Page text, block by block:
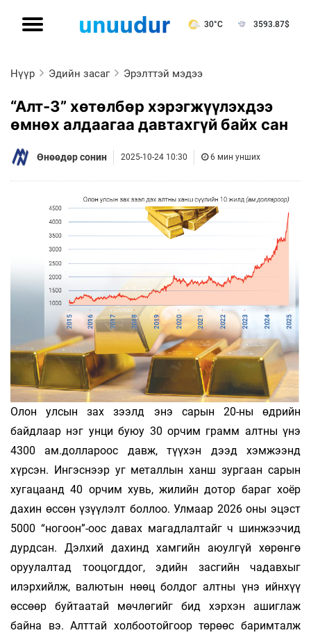
30°C 3593.87$
Нүүр Эдийн засаг Эрэлттэй мэдээ
“Алт-3” хөтөлбөр хэрэгжүүлэхдээ
өмнөх алдаагаа давтахгүй байх сан
Өнөөдөр сонин 2025-10-24 10:30 6 мин унших
Олон улсын зах зээлд энэ сарын 20-ны өдрийн
байдлаар нэг унци буюу 30 орчим грамм алтны үнэ
4300 ам.доллароос давж, түүхэн дээд хэмжээнд
хүрсэн. Ингэснээр уг металлын ханш зургаан сарын
хугацаанд 40 орчим хувь, жилийн дотор бараг хоёр
дахин өссөн үзүүлэлт боллоо. Улмаар 2026 оны эцэст
5000 “ногоон”-оос давах магадлалтайг ч шинжээчид
дурдсан. Дэлхий дахинд хамгийн аюулгүй хөрөнгө
оруулалтад тооцогддог, эдийн засгийн чадавхыг
илэрхийлж, валютын нөөц болдог алтны үнэ ийнхүү
өссөөр буйтаатай мөчлөгийг бид хэрхэн ашиглаж
байна вэ. Алттай холбоотойгоор төрөөс баримталж